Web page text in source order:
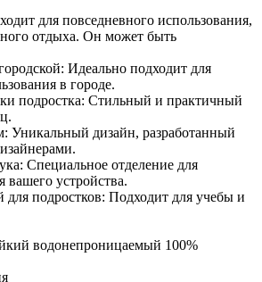
для повседневного использования,
отдыха. Он может быть
Идеально подходит для
в городе.
подростка: Стильный и практичный
Уникальный дизайн, разработанный
Специальное отделение для
вашего устройства.
подростков: Подходит для учебы и
водонепроницаемый 100%